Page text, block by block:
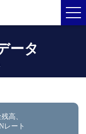
ータ
高、
レート